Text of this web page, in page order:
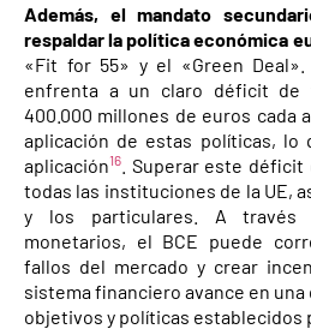
Además, el mandato
respaldar la política económica
«Fit for 55» y el «Green
enfrenta a un claro déficit de
400.000 millones de euros cada
aplicación de estas políticas, lo
aplicación16
. Superar este
todas las instituciones de la UE,
y los particulares. A través
monetarios, el BCE puede
fallos del mercado y crear
sistema financiero avance en
objetivos y políticas establecidos